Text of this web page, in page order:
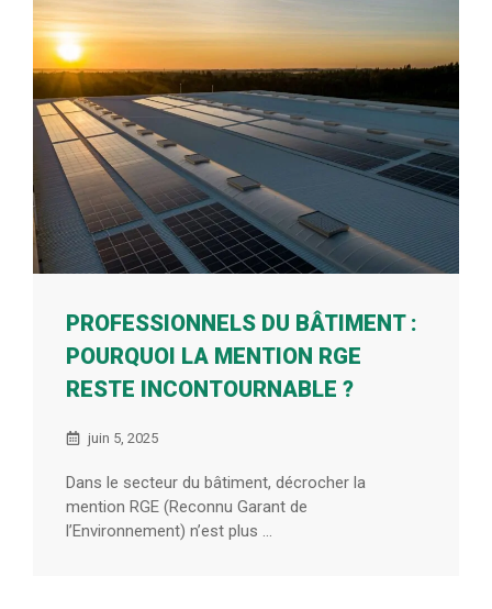
PROFESSIONNELS DU BÂTIMENT :
POURQUOI LA MENTION RGE
RESTE INCONTOURNABLE ?
juin 5, 2025
Dans le secteur du bâtiment, décrocher la
mention RGE (Reconnu Garant de
l’Environnement) n’est plus ...